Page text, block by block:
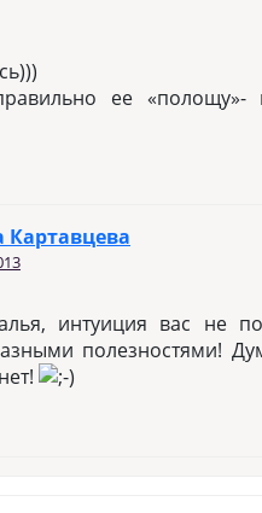
ее
Картавцева
интуиция вас не
полезностями!